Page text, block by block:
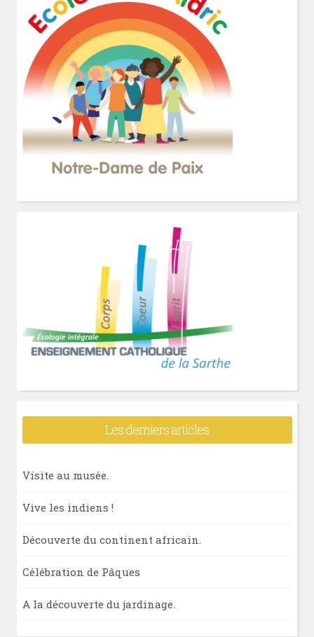
Les derniers articles
Visite au musée.
Vive les indiens !
Découverte du continent africain.
Célébration de Pâques
A la découverte du jardinage.